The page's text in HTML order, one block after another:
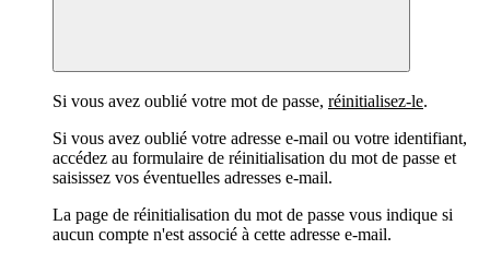
Si vous avez oublié votre mot de passe, réinitialisez-le.
Si vous avez oublié votre adresse e-mail ou votre identifiant,
accédez au formulaire de réinitialisation du mot de passe et
saisissez vos éventuelles adresses e-mail.
La page de réinitialisation du mot de passe vous indique si
aucun compte n'est associé à cette adresse e-mail.